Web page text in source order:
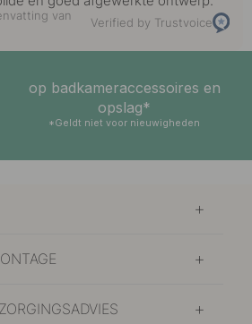
van
Verified by Trustvoice
op badkameraccessoires en
opslag*
*Geldt niet voor nieuwigheden